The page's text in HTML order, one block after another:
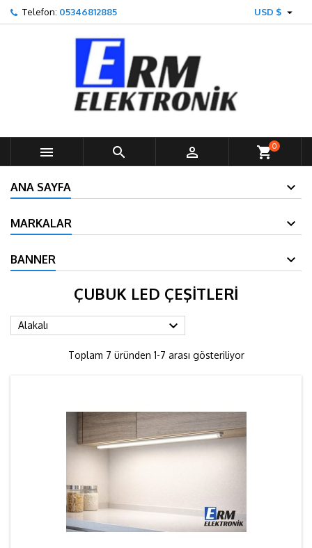
Telefon: 05346812885 USD $ 
   shopping_cart0
ANA SAYFA
MARKALAR
BANNER
ÇUBUK LED ÇEŞİTLERİ
Alakalı 
Toplam 7 üründen 1-7 arası gösteriliyor